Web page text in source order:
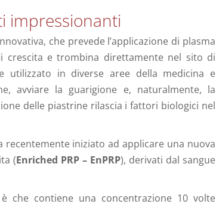
impressionanti
che prevede l’applicazione di plasma
e trombina direttamente nel sito di
utilizzato in diverse aree della medicina e
avviare la guarigione e, naturalmente, la
delle piastrine rilascia i fattori biologici nel
recentemente iniziato ad applicare una nuova
(Enriched PRP – EnPRP), derivati dal sangue
è che contiene una concentrazione 10 volte